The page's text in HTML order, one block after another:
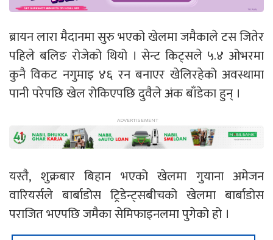
ब्रायन लारा मैदानमा सुरु भएको खेलमा जमैकाले टस जितेर
पहिले बलिङ रोजेको थियो । सेन्ट किट्सले ५.४ ओभरमा
कुनै विकट नगुमाइ ४६ रन बनाएर खेलिरहेको अवस्थामा
पानी परेपछि खेल रोकिएपछि दुवैले अंक बाँडेका हुन् ।
यस्तै, शुक्रबार बिहान भएको खेलमा गुयाना अमेजन
वारियर्सले बार्बाडोस ट्रिडेन्ट्सबीचको खेलमा बार्बाडोस
पराजित भएपछि जमैका सेमिफाइनलमा पुगेको हो ।